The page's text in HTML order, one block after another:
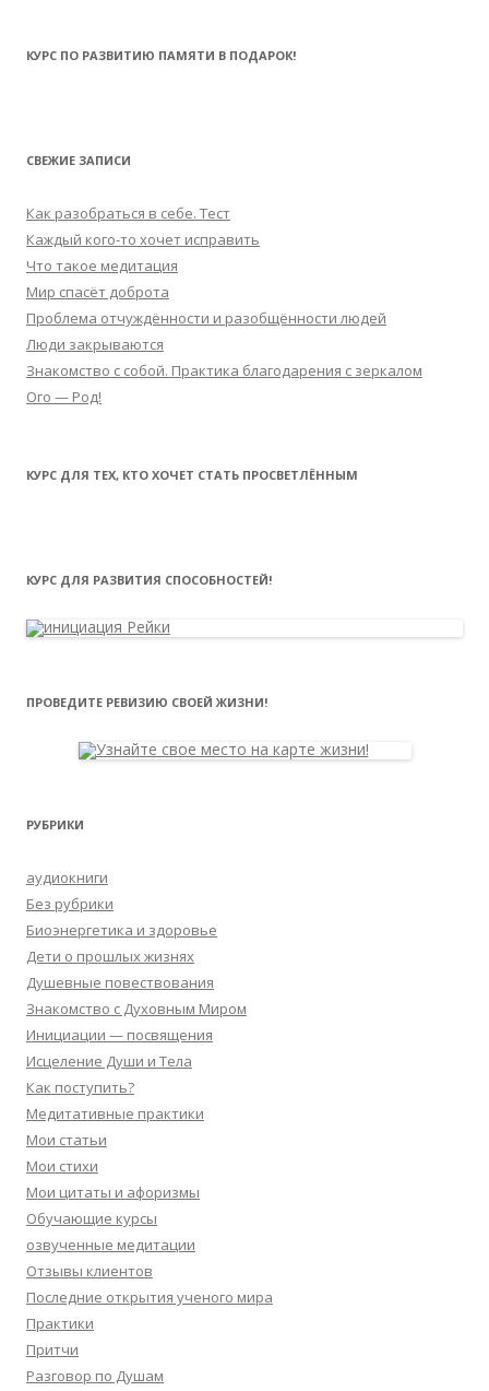
КУРС ПО РАЗВИТИЮ ПАМЯТИ В ПОДАРОК!
СВЕЖИЕ ЗАПИСИ
Как разобраться в себе. Тест
Каждый кого-то хочет исправить
Что такое медитация
Мир спасёт доброта
Проблема отчуждённости и разобщённости людей
Люди закрываются
Знакомство с собой. Практика благодарения с зеркалом
Ого — Род!
КУРС ДЛЯ ТЕХ, КТО ХОЧЕТ СТАТЬ ПРОСВЕТЛЁННЫМ
КУРС ДЛЯ РАЗВИТИЯ СПОСОБНОСТЕЙ!
ПРОВЕДИТЕ РЕВИЗИЮ СВОЕЙ ЖИЗНИ!
РУБРИКИ
аудиокниги
Без рубрики
Биоэнергетика и здоровье
Дети о прошлых жизнях
Душевные повествования
Знакомство с Духовным Миром
Инициации — посвящения
Исцеление Души и Тела
Как поступить?
Медитативные практики
Мои статьи
Мои стихи
Мои цитаты и афоризмы
Обучающие курсы
озвученные медитации
Отзывы клиентов
Последние открытия ученого мира
Практики
Притчи
Разговор по Душам